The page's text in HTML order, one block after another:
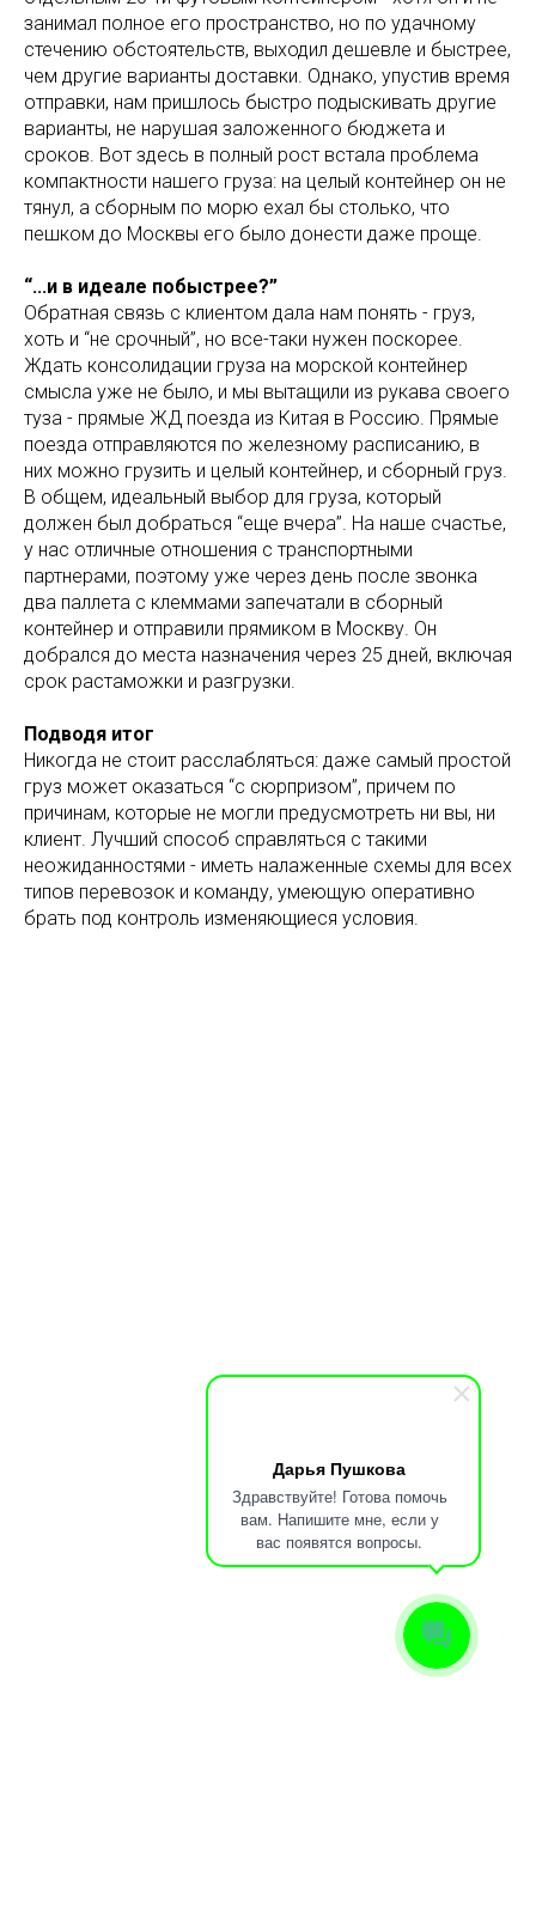
Дарья Пушкова
Здравствуйте! Готова помочь
вам. Напишите мне, если у
вас появятся вопросы.
занимал полное его пространство, но по удачному
стечению обстоятельств, выходил дешевле и быстрее,
чем другие варианты доставки. Однако, упустив время
отправки, нам пришлось быстро подыскивать другие
варианты, не нарушая заложенного бюджета и
сроков. Вот здесь в полный рост встала проблема
компактности нашего груза: на целый контейнер он не
тянул, а сборным по морю ехал бы столько, что
пешком до Москвы его было донести даже проще.
“...и в идеале побыстрее?”
Обратная связь с клиентом дала нам понять - груз,
хоть и “не срочный”, но все-таки нужен поскорее.
Ждать консолидации груза на морской контейнер
смысла уже не было, и мы вытащили из рукава своего
туза - прямые ЖД поезда из Китая в Россию. Прямые
поезда отправляются по железному расписанию, в
них можно грузить и целый контейнер, и сборный груз.
В общем, идеальный выбор для груза, который
должен был добраться “еще вчера”. На наше счастье,
у нас отличные отношения с транспортными
партнерами, поэтому уже через день после звонка
два паллета с клеммами запечатали в сборный
контейнер и отправили прямиком в Москву. Он
добрался до места назначения через 25 дней, включая
срок растаможки и разгрузки.
Подводя итог
Никогда не стоит расслабляться: даже самый простой
груз может оказаться “с сюрпризом”, причем по
причинам, которые не могли предусмотреть ни вы, ни
клиент. Лучший способ справляться с такими
неожиданностями - иметь налаженные схемы для всех
типов перевозок и команду, умеющую оперативно
брать под контроль изменяющиеся условия.